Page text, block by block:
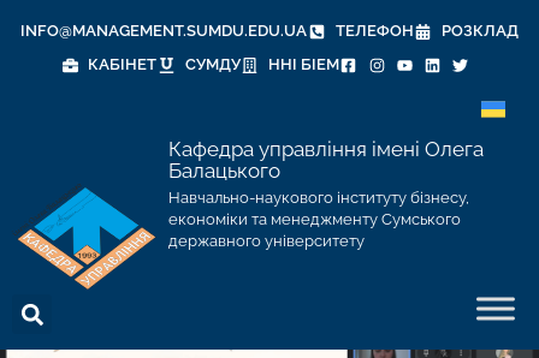
INFO@MANAGEMENT.SUMDU.EDU.UA ТЕЛЕФОН
РОЗКЛАД
КАБІНЕТ
СУМДУ ННІ БІЕМ
Кафедра управління імені Олега
Балацького
Навчально-наукового інституту бізнесу,
економіки та менеджменту Сумського
державного університету